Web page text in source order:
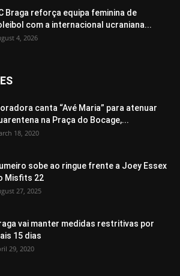
Braga reforça equipa feminina de
com a internacional ucraniana...
4, 2026
canta “Avé Maria” para atenuar
na Praça do Bocage,...
18, 2020
sobe ao ringue frente a Joey Essex
Misfits 22
27, 2025
vai manter medidas restritivas por
15 dias
29, 2020